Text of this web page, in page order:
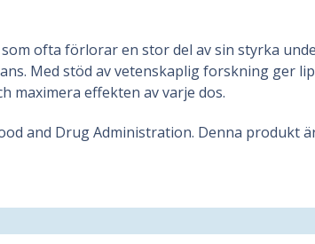
ofta förlorar en stor del av sin styrka
Med stöd av vetenskaplig forskning ger
maximera effekten av varje dos.
and Drug Administration. Denna produkt